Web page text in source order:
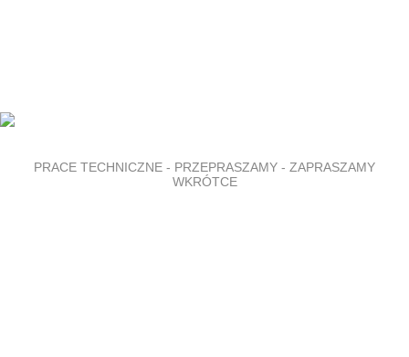
PRACE TECHNICZNE - PRZEPRASZAMY - ZAPRASZAMY
WKRÓTCE